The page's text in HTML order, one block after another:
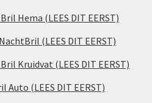
Hema (LEES DIT EERST)
(LEES DIT EERST)
Kruidvat (LEES DIT EERST)
Auto (LEES DIT EERST)